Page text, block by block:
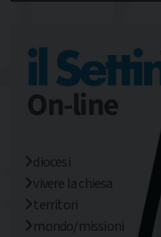
diocesi
vivere la chiesa
territori
mondo/missioni